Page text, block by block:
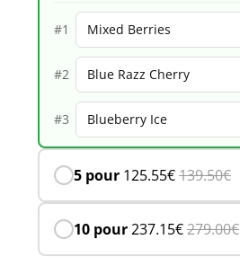
Mixed
Berries
#1
#2
#3
5 pour 125.55€139.50€
10 pour237.15€279.00€